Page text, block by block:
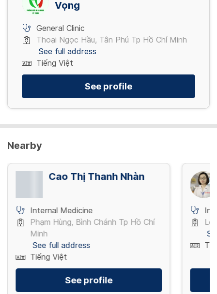
80,000 VND/ Lần
View more
Vọng
General Clinic
Thoại Ngọc Hầu, Tân Phú Tp Hồ Chí Minh
See full address
Tiếng Việt
See profile
Nearby
Cao Thị Thanh Nhàn
Internal Medicine
Phạm Hùng, Bình Chánh Tp Hồ Chí
Minh
See full address
Tiếng Việt
See profile
Lê